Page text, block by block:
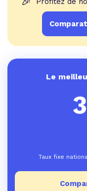
Le
Taux fixe